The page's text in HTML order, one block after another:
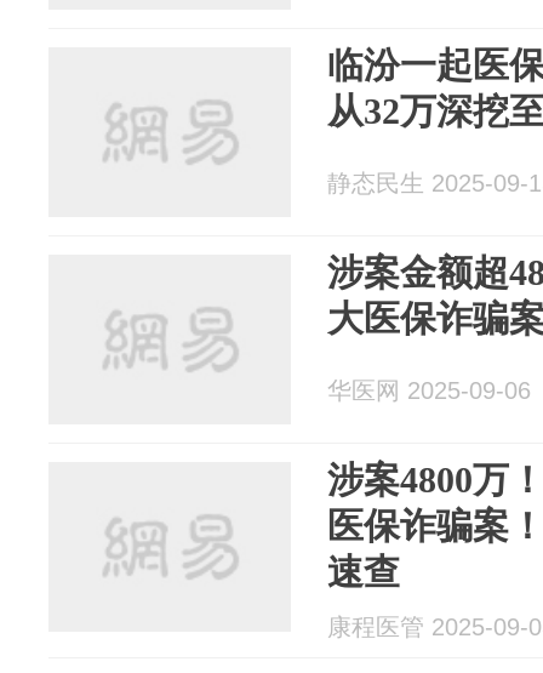
临汾一起医
从32万深挖
静态民生 2025-09-
涉案金额超
大医保诈骗
华医网 2025-09-06
涉案4800万
医保诈骗案
速查
康程医管 2025-09-